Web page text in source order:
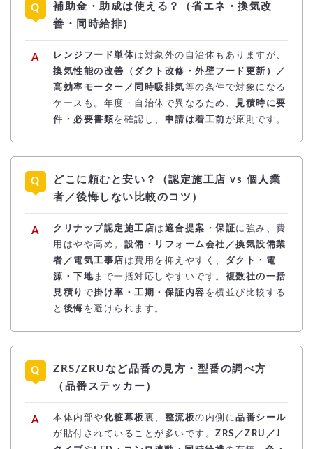
補助金・助成は使える？（省エネ・換気改
善・同時給排）
レンジフード単体は対象外の自治体もありますが、
換気性能の改善（ダクト改修・外壁フード更新）／
高効率モーター／同時吸排気等の条件で対象になる
ケースも。年度・自治体で異なるため、
見積時に要
件・必要書類を確認し、 申請は着工前が原則です。
どこに頼むと安い？（認定施工店 vs 個人業
者／後悔しない比較のコツ）
クリナップ認定施工店は 適合提案・保証に強み、費
用はやや高め。 設備・リフォーム会社／換気設備業
者／電気工事店 は費用を抑えやすく、
ダクト・電
源・下地まで一括対応しやすいです。 複数社の一括
見積り で掛け率・工期・保証内容 を横並び比較する
と 後悔 を避けられます。
ZRS/ZRUなど品番の見方・型番の調べ方
（品番ステッカー）
本体内部や化粧幕板 裏、 整流板の内側に品番シール
が貼付されていることが多いです。 ZRS／ZRU／J